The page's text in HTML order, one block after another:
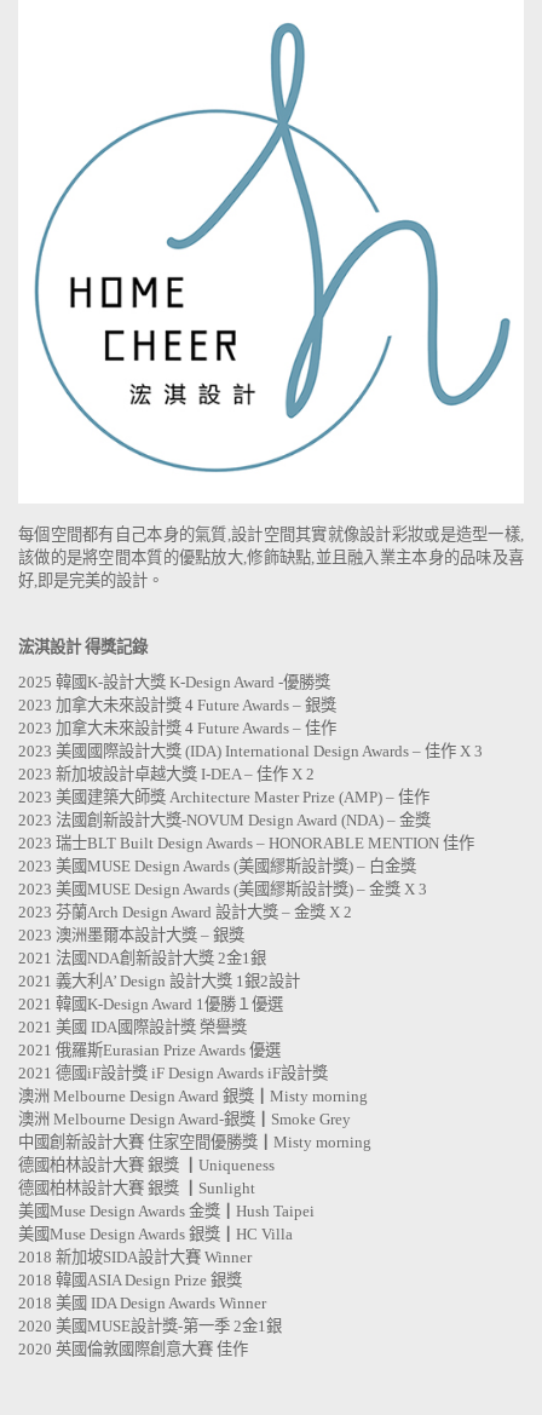
每個空間都有自己本身的氣質,設計空間其實就像設計彩妝或是造型一樣,
該做的是將空間本質的優點放大,修飾缺點,並且融入業主本身的品味及喜
好,即是完美的設計。
浤淇設計 得獎記錄
2025 韓國K-設計大獎 K-Design Award -優勝獎
2023 加拿大未來設計獎 4 Future Awards – 銀獎
2023 加拿大未來設計獎 4 Future Awards – 佳作
2023 美國國際設計大獎 (IDA) International Design Awards – 佳作 X 3
2023 新加坡設計卓越大獎 I-DEA – 佳作 X 2
2023 美國建築大師獎 Architecture Master Prize (AMP) – 佳作
2023 法國創新設計大獎-NOVUM Design Award (NDA) – 金獎
2023 瑞士BLT Built Design Awards – HONORABLE MENTION 佳作
2023 美國MUSE Design Awards (美國繆斯設計獎) – 白金獎
2023 美國MUSE Design Awards (美國繆斯設計獎) – 金獎 X 3
2023 芬蘭Arch Design Award 設計大獎 – 金獎 X 2
2023 澳洲墨爾本設計大獎 – 銀獎
2021 法國NDA創新設計大獎 2金1銀
2021 義大利A’ Design 設計大獎 1銀2設計
2021 韓國K-Design Award 1優勝１優選
2021 美國 IDA國際設計獎 榮譽獎
2021 俄羅斯Eurasian Prize Awards 優選
2021 德國iF設計獎 iF Design Awards iF設計獎
澳洲 Melbourne Design Award 銀獎┃Misty morning
澳洲 Melbourne Design Award-銀獎┃Smoke Grey
中國創新設計大賽 住家空間優勝獎┃Misty morning
德國柏林設計大賽 銀獎 ┃Uniqueness
德國柏林設計大賽 銀獎 ┃Sunlight
美國Muse Design Awards 金獎┃Hush Taipei
美國Muse Design Awards 銀獎┃HC Villa
2018 新加坡SIDA設計大賽 Winner
2018 韓國ASIA Design Prize 銀獎
2018 美國 IDA Design Awards Winner
2020 美國MUSE設計獎-第一季 2金1銀
2020 英國倫敦國際創意大賽 佳作